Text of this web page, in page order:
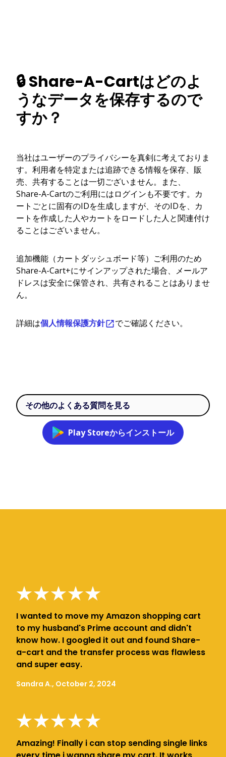
🔒 Share-A-Cartはどのよ
うなデータを保存するので
すか？
当社はユーザーのプライバシーを真剣に考えておりま
す。利用者を特定または追跡できる情報を保存、販
売、共有することは一切ございません。また、
Share-A-Cartのご利用にはログインも不要です。カ
ートごとに固有のIDを生成しますが、そのIDを、カ
ートを作成した人やカートをロードした人と関連付け
ることはございません。
追加機能（カートダッシュボード等）ご利用のため
Share-A-Cart+にサインアップされた場合、メールア
ドレスは安全に保管され、共有されることはありませ
ん。
詳細は個人情報保護方針 でご確認ください。
その他のよくある質問を見る
Play Storeからインストール
I wanted to move my Amazon shopping cart
to my husband's Prime account and didn't
know how. I googled it out and found Share-
a-cart and the transfer process was flawless
and super easy.
Sandra A., October 2, 2024
Amazing! Finally i can stop sending single links